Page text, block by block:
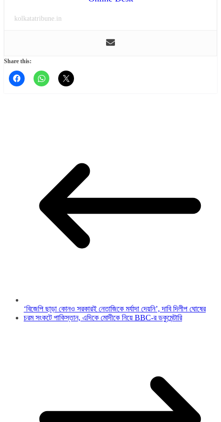
kolkatatribune.in
Share this:
‘বিজেপি ছাড়া কোনও সরকারই নেতাজিকে মর্যাদা দেয়নি’, দাবি দিলীপ ঘোষের
চরম সংকটে পাকিস্তান, এদিকে মোদীকে নিয়ে BBC-র ডকুমেন্টারি